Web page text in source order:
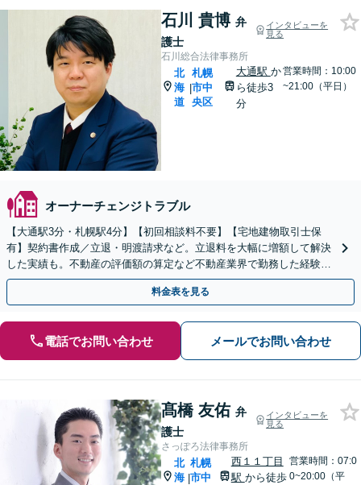
石川 貴博 弁
護士
インタビューを
見る
石川総合法律事務所
北
海
道
|
札幌
市中
央区
大通駅 か
ら徒歩3
分
営業時間：10:00
~21:00（平日）
オーナーチェンジトラブル
【大通駅3分・札幌駅4分】【初回相談料不要】【宅地建物取引士保
有】契約書作成／立退・明渡請求など。立退料を大幅に増額して解決
した実績も。不動産の評価額の算定など不動産業界で勤務した経験を
活かして相談者さまの目指す解決へ尽力いたします
料金表を見る
電話でお問い合わせ メールでお問い合わせ
髙橋 友佑 弁
護士
インタビューを
見る
さっぽろ法律事務所
北
海 |
札幌
市中
西１１丁目
駅 から徒歩
営業時間：07:0
0~20:00（平